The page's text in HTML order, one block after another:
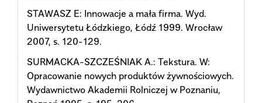
STAWASZ E: Innowacje a mała firma. Wyd.
Uniwersytetu Łódzkiego, Łódź 1999. Wrocław
2007, s. 120-129.
SURMACKA-SZCZEŚNIAK A.: Tekstura. W:
Opracowanie nowych produktów żywnościowych.
Wydawnictwo Akademii Rolniczej w Poznaniu,